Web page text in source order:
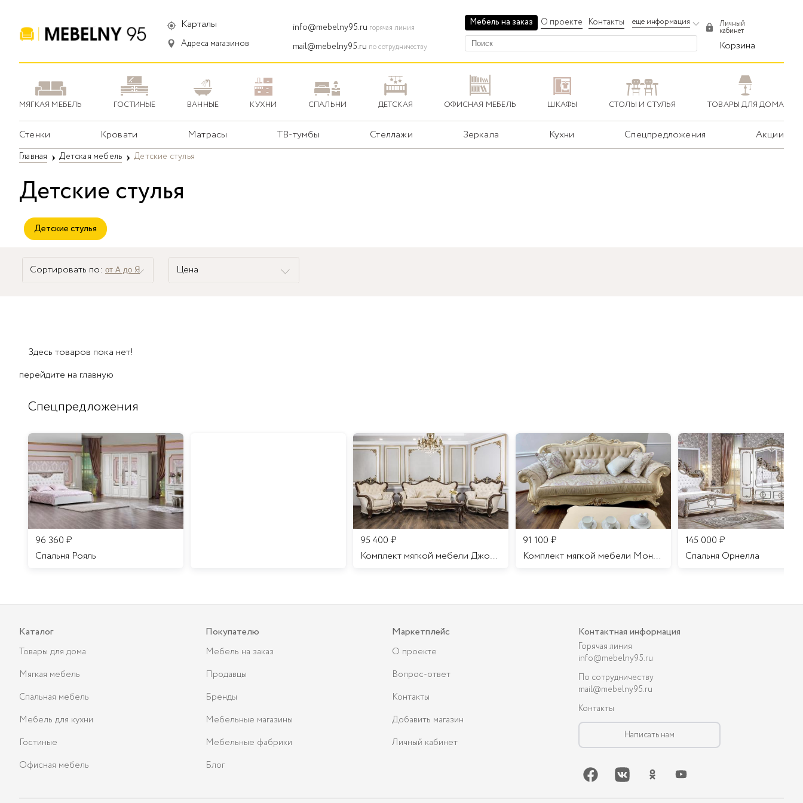
Карталы
Адреса магазинов
info@mebelny95.ru горячая линия
mail@mebelny95.ru по сотрудничеству
Мебель на заказ О проекте Контакты еще информация Личный
кабинет
Корзина
МЯГКАЯ МЕБЕЛЬ ГОСТИНЫЕ ВАННЫЕ КУХНИ СПАЛЬНИ ДЕТСКАЯ ОФИСНАЯ МЕБЕЛЬ ШКАФЫ СТОЛЫ И СТУЛЬЯ ТОВАРЫ ДЛЯ ДОМА
Стенки Кровати Матрасы ТВ-тумбы Стеллажи Зеркала Кухни Спецпредложения Акции
Главная Детская мебель Детские стулья
Детские стулья
Детские стулья
Сортировать по: от А до Я Цена
Здесь товаров пока нет!
перейдите на главную
Спецпредложения
96 360 ₽
Спальня Рояль
95 400 ₽
Комплект мягкой мебели Джоконда
91 100 ₽
Комплект мягкой мебели Мона Лиза
145 000 ₽
Cпальня Орнелла
Каталог
Товары для дома
Мягкая мебель
Спальная мебель
Мебель для кухни
Гостиные
Офисная мебель
Покупателю
Мебель на заказ
Продавцы
Бренды
Мебельные магазины
Мебельные фабрики
Блог
Маркетплейс
О проекте
Вопрос-ответ
Контакты
Добавить магазин
Личный кабинет
Контактная информация
Горячая линия
info@mebelny95.ru
По сотрудничеству
mail@mebelny95.ru
Контакты
Написать нам